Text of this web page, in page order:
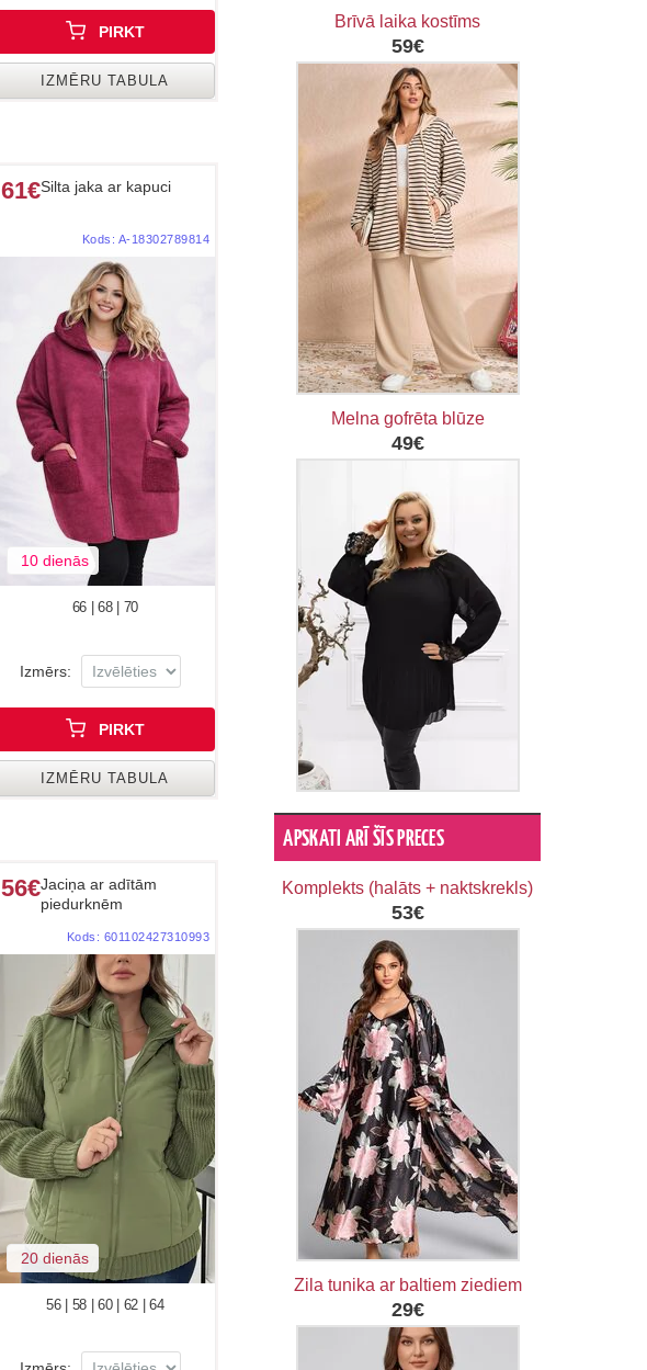
Brīvā laika kostīms
59€
Melna gofrēta blūze
49€
APSKATI ARĪ ŠĪS PRECES
Komplekts (halāts + naktskrekls)
53€
Zila tunika ar baltiem ziediem
29€
PIRKT
IZMĒRU TABULA
61€Silta jaka ar kapuci
Kods: A-18302789814
10 dienās
66 | 68 | 70
Izmērs:
PIRKT
IZMĒRU TABULA
56€Jaciņa ar adītām
piedurknēm
Kods: 601102427310993
20 dienās
56 | 58 | 60 | 62 | 64